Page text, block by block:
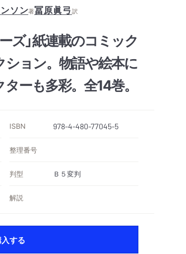
ソン著冨原眞弓訳
ズ」紙連載のコミック
ョン。物語や絵本に
ーも多彩。全14巻。
ISBN 978-4-480-77045-5
整理番号
判型 Ｂ５変判
解説
する